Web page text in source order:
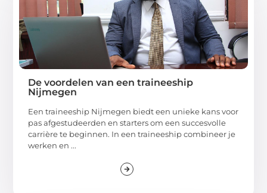
De voordelen van een traineeship
Nijmegen
Een traineeship Nijmegen biedt een unieke kans voor
pas afgestudeerden en starters om een succesvolle
carrière te beginnen. In een traineeship combineer je
werken en ...